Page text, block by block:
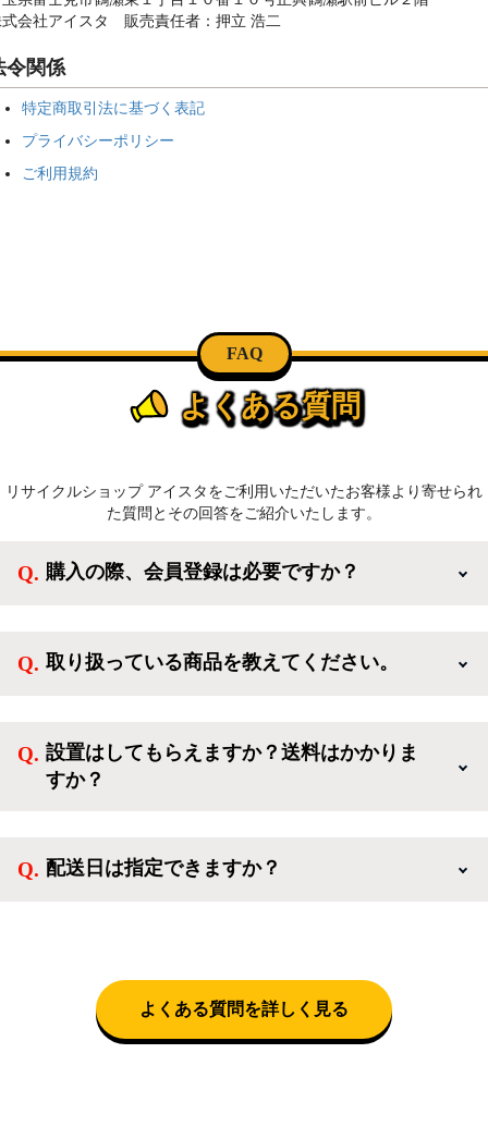
会社アイスタ 販売責任者：押立 浩二
令関係
特定商取引法に基づく表記
プライバシーポリシー
ご利用規約
FAQ
よくある質問
リサイクルショップ アイスタをご利用いただいたお客様より寄せられ
た質問とその回答をご紹介いたします。
購入の際、会員登録は必要ですか？
方、登録しなくてもカートに商品を入れた後、ログイ
取り扱っている商品を教えてください。
活を応援するような家電セットから、季節・空調家
電、調理家電、生活家電まで、幅広く中古家電を取り
設置はしてもらえますか？送料はかかりま
すか？
神奈川・千葉)において自社配送を選択いただくこと
配送日は指定できますか？
話にて日時決定に関するご連絡をさせて頂きます。
よくある質問を詳しく見る